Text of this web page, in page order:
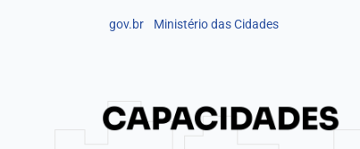
gov.br Ministério das Cidades